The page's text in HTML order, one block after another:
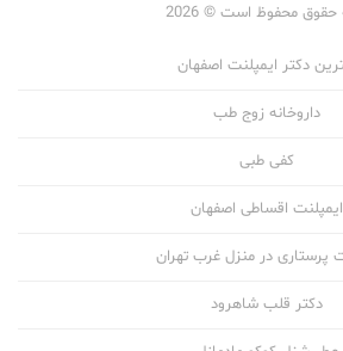
محفوظ است © 2026
دکتر ایمپلنت اصفهان
داروخانه زوج طب
کفی طبی
ایمپلنت اقساطی اصفهان
پرستاری در منزل غرب تهران
دکتر قلب شاهرود